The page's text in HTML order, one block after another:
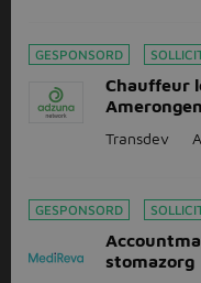
GESPONSORD
Chauffeur
Amerongen
Transdev
GESPONSORD
stomazorg